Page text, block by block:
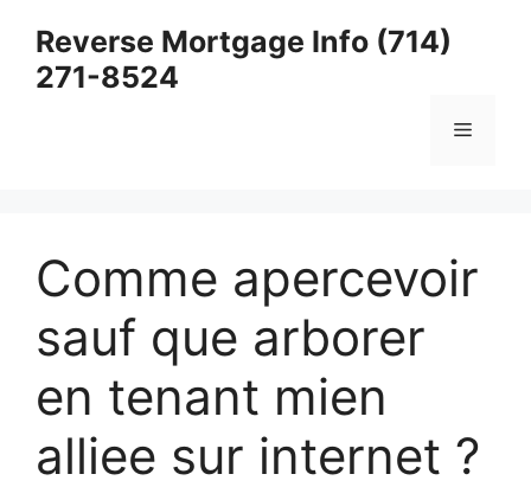
content
Reverse Mortgage Info (714)
271-8524
Menu
Comme apercevoir
sauf que arborer
en tenant mien
alliee sur internet ?